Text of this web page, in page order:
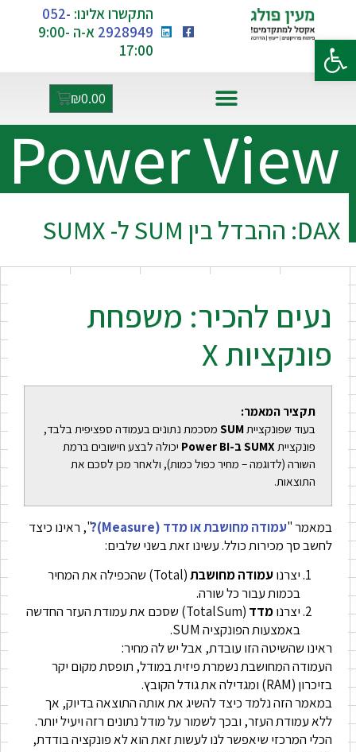
פתח סרגל נגישות
התקשרו אלינו: 052-
2928949
א-ה 9:00-
17:00
₪0.00
DAX: ההבדל בין SUM ל- SUMX
Power View
נעים להכיר: משפחת
פונקציות X
תקציר המאמר:
בעוד שפונקציית SUM מסכמת נתונים בעמודה ספציפית בלבד,
פונקציית SUMX ב-Power BI
יכולה לבצע חישובים ברמת
השורה (לדוגמה – מחיר כפול כמות), ולאחר מכן לסכם את
התוצאות.
במאמר "עמודה מחושבת או מדד (Measure)?
", ראינו כיצד
לחשב סך מכירות כולל. עשינו זאת בשני שלבים:
יצרנועמודה מחושבת
(Total) שהכפילה את המחיר
בכמות עבור כל שורה.
יצרנומדד
(TotalSum) שסכם את עמודת העזר החדשה
באמצעות הפונקציה SUM.
ראינו שהשיטה הזו עובדת, אבל יש לה מחיר:
העמודה המחושבת נשמרת פיזית במודל, תופסת מקום יקר
בזיכרון (RAM) ומגדילה את גודל הקובץ.
במאמר הזה נלמד כיצד להשיג את אותה התוצאה בדיוק, אך
ללא עמודת העזר, ובכך לשמור על מודל נתונים רזה ויעיל יותר.
הכלי המרכזי שיאפשר לנו לעשות זאת הוא לא פונקציה בודדת,